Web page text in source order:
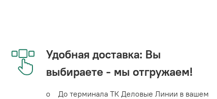
Удобная доставка: Вы
выбираете - мы отгружаем!
o До терминала ТК Деловые Линии в вашем